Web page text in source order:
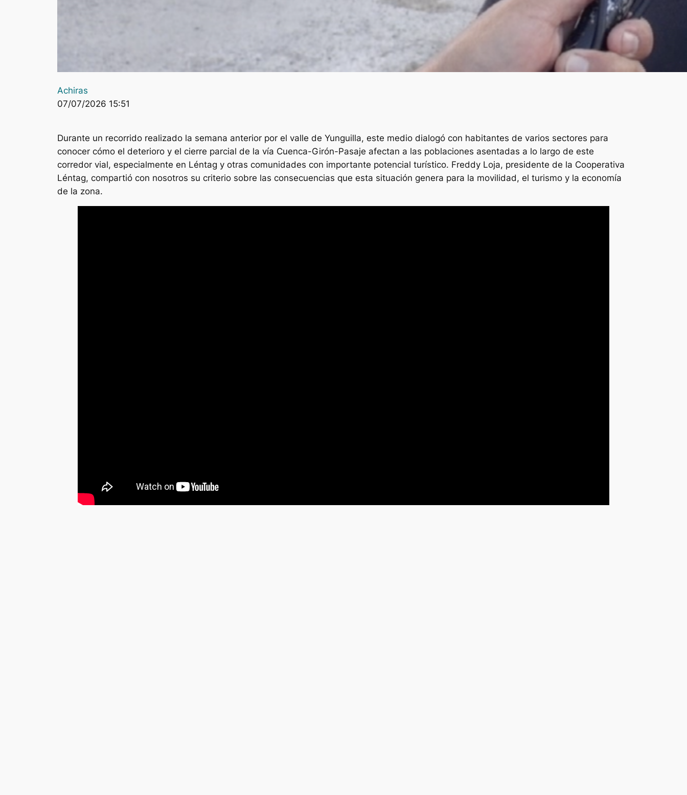
Achiras
07/07/2026 15:51
Durante un recorrido realizado la semana anterior por el valle de Yunguilla, este medio dialogó con habitantes de varios sectores para
conocer cómo el deterioro y el cierre parcial de la vía Cuenca-Girón-Pasaje afectan a las poblaciones asentadas a lo largo de este
corredor vial, especialmente en Léntag y otras comunidades con importante potencial turístico. Freddy Loja, presidente de la Cooperativa
Léntag, compartió con nosotros su criterio sobre las consecuencias que esta situación genera para la movilidad, el turismo y la economía
de la zona.